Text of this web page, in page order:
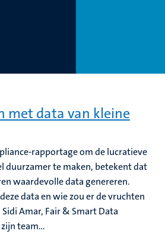
met data van kleine
rapportage om de lucratieve
duurzamer te maken, betekent dat
waardevolle data genereren.
data en wie zou er de vruchten
Amar, Fair & Smart Data
zijn team...